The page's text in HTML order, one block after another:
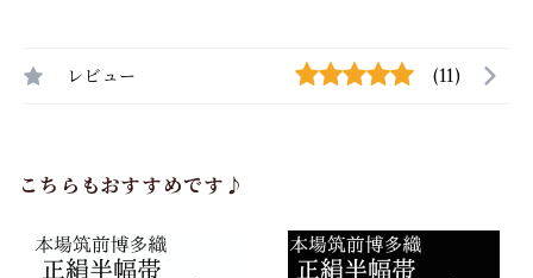
レビュー (11)
こちらもおすすめです♪